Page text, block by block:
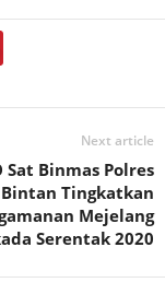
Next article
Sat Binmas Polres
Bintan Tingkatkan
Mejelang
Serentak 2020